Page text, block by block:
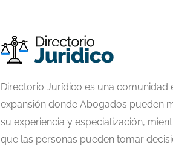
Directorio Jurídico es una comunidad
expansión donde Abogados pueden
su experiencia y especialización,
que las personas pueden tomar